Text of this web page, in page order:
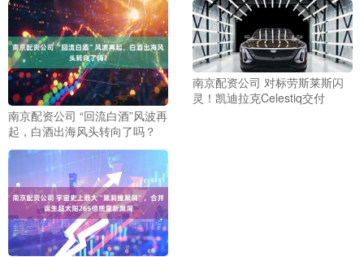
南京配资公司 “回流白酒”风波再
起，白酒出海风头转向了吗？
南京配资公司 对标劳斯莱斯闪
灵！凯迪拉克Celestiq交付